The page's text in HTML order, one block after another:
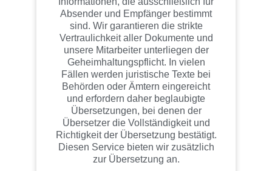
Absender und Empfänger bestimmt
sind. Wir garantieren die strikte
Vertraulichkeit aller Dokumente und
unsere Mitarbeiter unterliegen der
Geheimhaltungspflicht. In vielen
Fällen werden juristische Texte bei
Behörden oder Ämtern eingereicht
und erfordern daher beglaubigte
Übersetzungen, bei denen der
Übersetzer die Vollständigkeit und
Richtigkeit der Übersetzung bestätigt.
Diesen Service bieten wir zusätzlich
zur Übersetzung an.